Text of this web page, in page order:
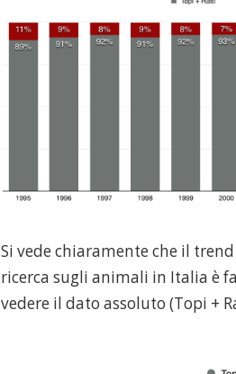
Si vede chiaramente che il
ricerca sugli animali in Italia è
vedere il dato assoluto (Topi +